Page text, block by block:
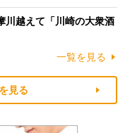
川越えて「川崎の大衆酒
一覧を見る
見る